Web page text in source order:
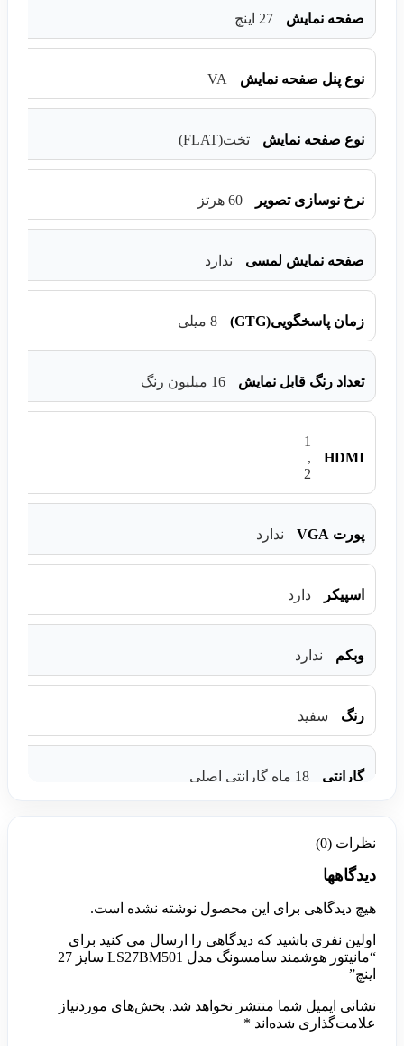
صفحه نمایش 27 اینچ
نوع پنل صفحه نمایش VA
نوع صفحه نمایش تخت(FLAT)
نرخ نوسازی تصویر 60 هرتز
صفحه نمایش لمسی ندارد
زمان پاسخگویی(GTG) 8 میلی
تعداد رنگ قابل نمایش 16 میلیون رنگ
HDMI
1
,
2
پورت VGA ندارد
اسپیکر دارد
وبکم ندارد
رنگ سفید
گارانتی 18 ماه گارانتی اصلی
نظرات (0)
دیدگاهها
هیچ دیدگاهی برای این محصول نوشته نشده است.
اولین نفری باشید که دیدگاهی را ارسال می کنید برای
“مانیتور هوشمند سامسونگ مدل LS27BM501 سایز 27
اینچ”
نشانی ایمیل شما منتشر نخواهد شد. بخش‌های موردنیاز
علامت‌گذاری شده‌اند *